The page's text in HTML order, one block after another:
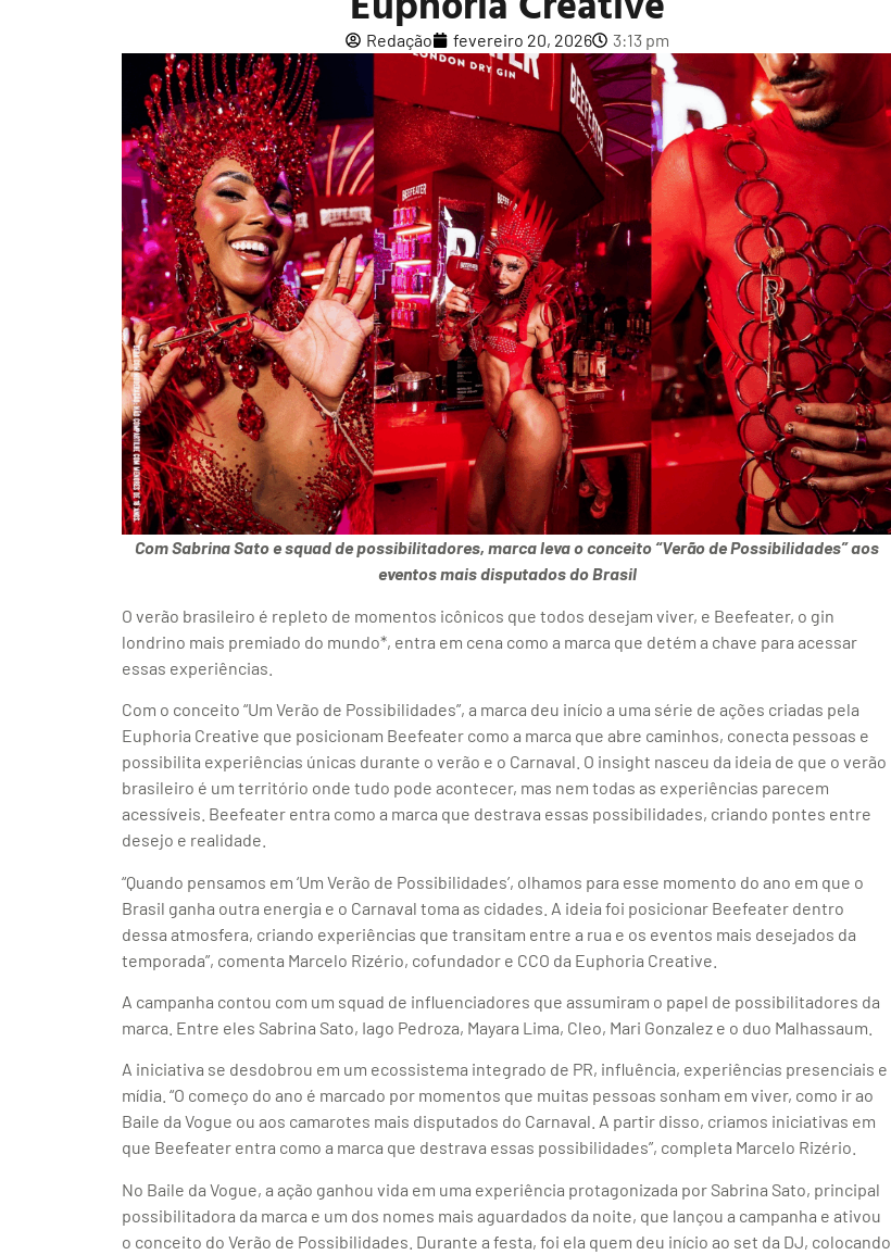
Redação fevereiro 20, 2026 3:13 pm
Com Sabrina Sato e squad de possibilitadores, marca leva o conceito “Verão de Possibilidades” aos
eventos mais disputados do Brasil
O verão brasileiro é repleto de momentos icônicos que todos desejam viver, e Beefeater, o gin
londrino mais premiado do mundo*, entra em cena como a marca que detém a chave para acessar
essas experiências.
Com o conceito “Um Verão de Possibilidades”, a marca deu início a uma série de ações criadas pela
Euphoria Creative que posicionam Beefeater como a marca que abre caminhos, conecta pessoas e
possibilita experiências únicas durante o verão e o Carnaval. O insight nasceu da ideia de que o verão
brasileiro é um território onde tudo pode acontecer, mas nem todas as experiências parecem
acessíveis. Beefeater entra como a marca que destrava essas possibilidades, criando pontes entre
desejo e realidade.
“Quando pensamos em ‘Um Verão de Possibilidades’, olhamos para esse momento do ano em que o
Brasil ganha outra energia e o Carnaval toma as cidades. A ideia foi posicionar Beefeater dentro
dessa atmosfera, criando experiências que transitam entre a rua e os eventos mais desejados da
temporada”, comenta Marcelo Rizério, cofundador e CCO da Euphoria Creative.
A campanha contou com um squad de influenciadores que assumiram o papel de possibilitadores da
marca. Entre eles Sabrina Sato, Iago Pedroza, Mayara Lima, Cleo, Mari Gonzalez e o duo Malhassaum.
A iniciativa se desdobrou em um ecossistema integrado de PR, influência, experiências presenciais e
mídia. “O começo do ano é marcado por momentos que muitas pessoas sonham em viver, como ir ao
Baile da Vogue ou aos camarotes mais disputados do Carnaval. A partir disso, criamos iniciativas em
que Beefeater entra como a marca que destrava essas possibilidades”, completa Marcelo Rizério.
No Baile da Vogue, a ação ganhou vida em uma experiência protagonizada por Sabrina Sato, principal
possibilitadora da marca e um dos nomes mais aguardados da noite, que lançou a campanha e ativou
o conceito do Verão de Possibilidades. Durante a festa, foi ela quem deu início ao set da DJ, colocando